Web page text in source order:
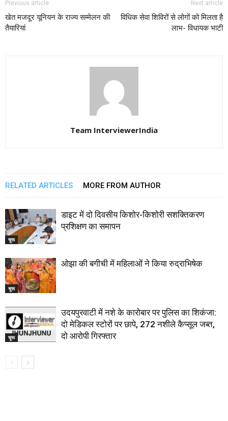
Previous article
खेत मजदूर यूनियन के राज्य सम्मेलन की
तैयारियां
Next article
विधिक सेवा शिविरों से लोगों को मिलता है
लाभ- विधायक भाटी
Team InterviewerIndia
RELATED ARTICLES MORE FROM AUTHOR
चूरू
डाइट में दो दिवसीय किशोर-किशोरी सशक्तिकरण
प्रशिक्षण का समापन
चूरू
ओझा की बगीची में महिलाओं ने किया रुद्राभिषेक
चूरू
उदयपुरवाटी में नशे के कारोबार पर पुलिस का शिकंजा:
दो मेडिकल स्टोरों पर छापे, 272 नशीले कैप्सूल जब्त,
दो आरोपी गिरफ्तार